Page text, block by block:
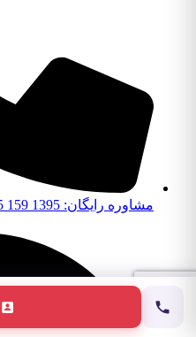
مشاوره رایگان: 1395 159 0935